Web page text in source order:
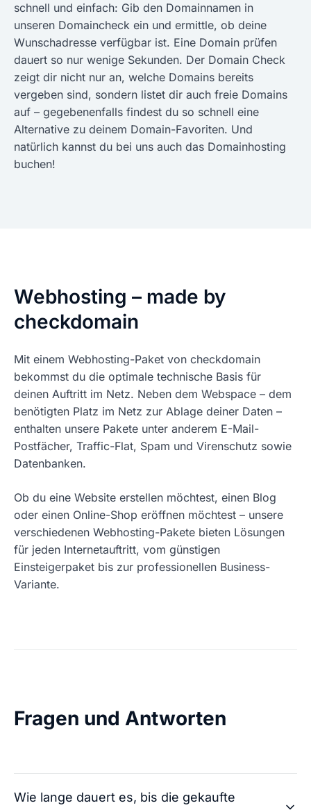
schnell und einfach: Gib den Domainnamen in
unseren Domaincheck ein und ermittle, ob deine
Wunschadresse verfügbar ist. Eine Domain prüfen
dauert so nur wenige Sekunden. Der Domain Check
zeigt dir nicht nur an, welche Domains bereits
vergeben sind, sondern listet dir auch freie Domains
auf – gegebenenfalls findest du so schnell eine
Alternative zu deinem Domain-Favoriten. Und
natürlich kannst du bei uns auch das Domainhosting
buchen!
Webhosting – made by
checkdomain
Mit einem Webhosting-Paket von checkdomain
bekommst du die optimale technische Basis für
deinen Auftritt im Netz. Neben dem Webspace – dem
benötigten Platz im Netz zur Ablage deiner Daten –
enthalten unsere Pakete unter anderem E-Mail-
Postfächer, Traffic-Flat, Spam und Virenschutz sowie
Datenbanken.
Ob du eine Website erstellen möchtest, einen Blog
oder einen Online-Shop eröffnen möchtest – unsere
verschiedenen Webhosting-Pakete bieten Lösungen
für jeden Internetauftritt, vom günstigen
Einsteigerpaket bis zur professionellen Business-
Variante.
Fragen und Antworten
Wie lange dauert es, bis die gekaufte